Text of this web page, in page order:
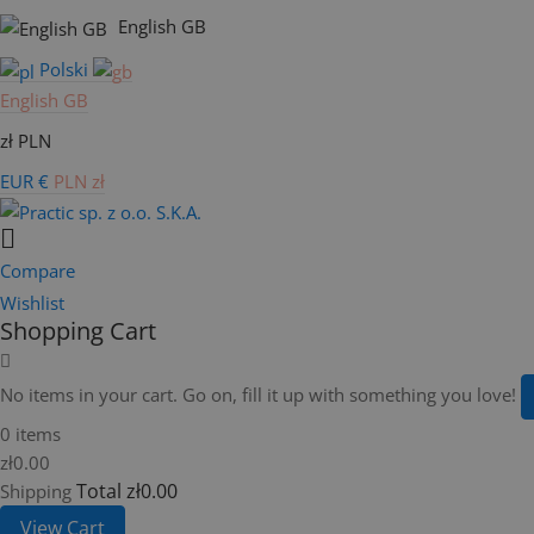
English GB
Polski
English GB
zł PLN
EUR € PLN zł
Compare
Wishlist
Shopping Cart
No items in your cart. Go on, fill it up with something you love!
0 items
zł0.00
Shipping Total zł0.00
View Cart